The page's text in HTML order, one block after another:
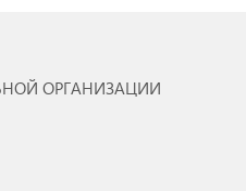
ОРГАНИЗАЦИИ